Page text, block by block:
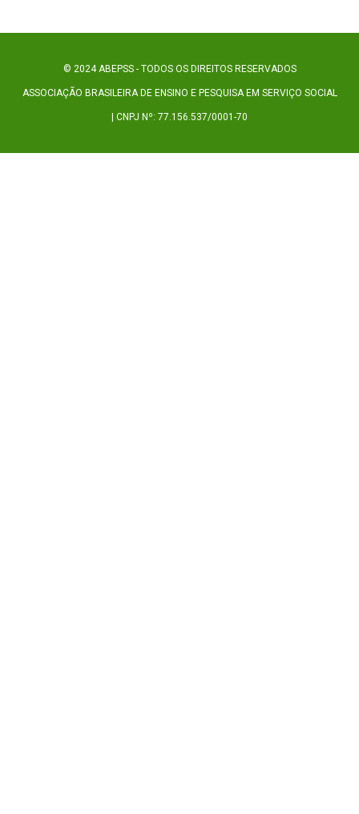
© 2024 ABEPSS - TODOS OS DIREITOS RESERVADOS
ASSOCIAÇÃO BRASILEIRA DE ENSINO E PESQUISA EM SERVIÇO SOCIAL
| CNPJ Nº: 77.156.537/0001-70